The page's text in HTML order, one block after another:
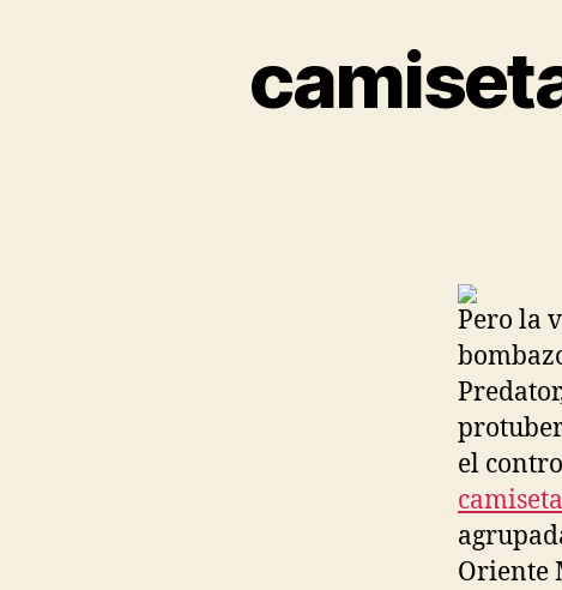
Pero la
el
Oriente